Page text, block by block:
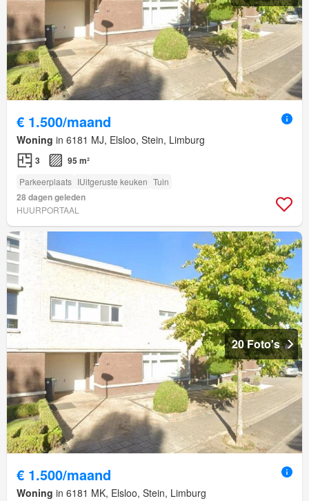
€ 1.500/maand
Woning in 6181 MJ, Elsloo, Stein, Limburg
3 95 m²
Parkeerplaats IUitgeruste keuken Tuin
28 dagen geleden
HUURPORTAAL
20 Foto's
€ 1.500/maand
Woning in 6181 MK, Elsloo, Stein, Limburg